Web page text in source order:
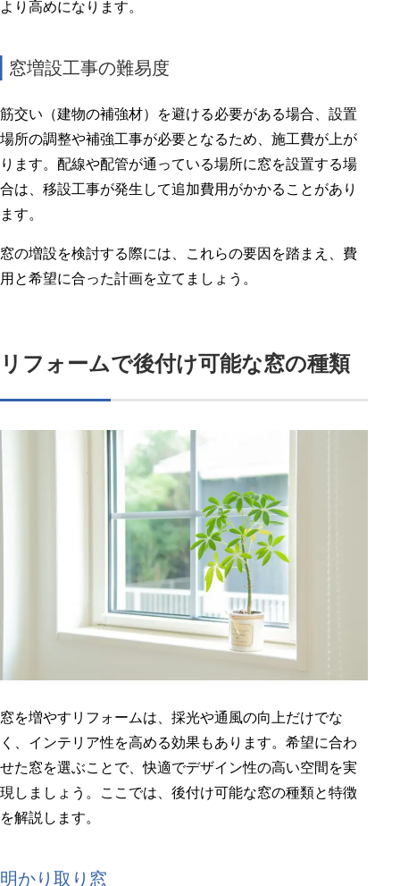
より高めになります。
窓増設工事の難易度
筋交い（建物の補強材）を避ける必要がある場合、設置
場所の調整や補強工事が必要となるため、施工費が上が
ります。配線や配管が通っている場所に窓を設置する場
合は、移設工事が発生して追加費用がかかることがあり
ます。
窓の増設を検討する際には、これらの要因を踏まえ、費
用と希望に合った計画を立てましょう。
リフォームで後付け可能な窓の種類
窓を増やすリフォームは、採光や通風の向上だけでな
く、インテリア性を高める効果もあります。希望に合わ
せた窓を選ぶことで、快適でデザイン性の高い空間を実
現しましょう。ここでは、後付け可能な窓の種類と特徴
を解説します。
明かり取り窓